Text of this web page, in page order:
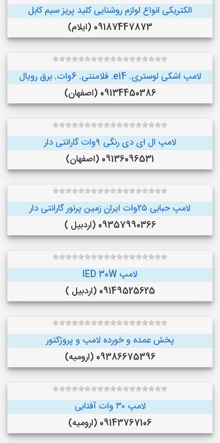
الکتریکی انواع لوازم روشنایی کلید پریز سیم کابل
09187447873 (ایلام)
لامپ اشکی لوستری. e14. فلامنتی. 6وات. برق رویال
09134450386 (اصفهان)
لامپ ال ای دی رنگی ۹وات گارانتی دار
09136096531 (اصفهان)
لامپ حبابی ۲۵وات ایران زمین پرنور گارانتی دار
09357990366 (اردبیل )
لامپ lED 30W
09149525625 (اردبیل )
پخش عمده و خورده لامپ و پروژکتور
09386675396 (ارومیه)
لامپ ۳۰ وات آفتابی
09143767106 (ارومیه)